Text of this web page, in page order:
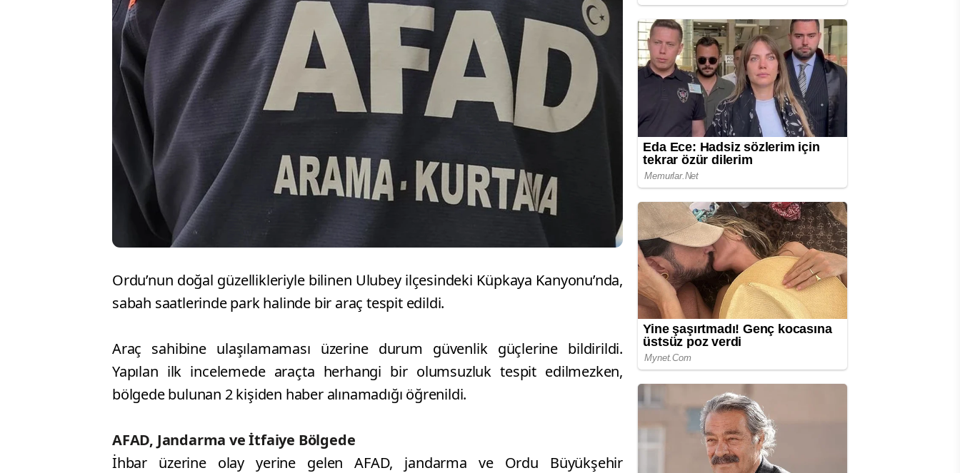
Ordu’nun doğal güzellikleriyle bilinen Ulubey ilçesindeki Küpkaya Kanyonu’nda,
sabah saatlerinde park halinde bir araç tespit edildi.
Araç sahibine ulaşılamaması üzerine durum güvenlik güçlerine bildirildi.
Yapılan ilk incelemede araçta herhangi bir olumsuzluk tespit edilmezken,
bölgede bulunan 2 kişiden haber alınamadığı öğrenildi.
AFAD, Jandarma ve İtfaiye Bölgede
İhbar üzerine olay yerine gelen AFAD, jandarma ve Ordu Büyükşehir